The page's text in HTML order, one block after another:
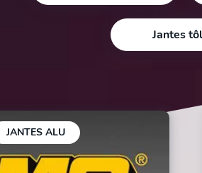
Jantes
JANTES ALU